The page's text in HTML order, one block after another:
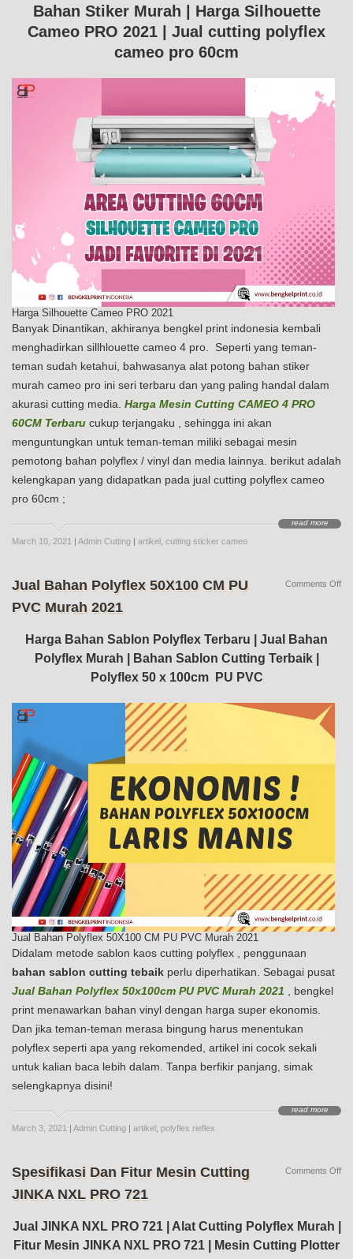
Bahan Stiker Murah | Harga Silhouette
Cameo PRO 2021 | Jual cutting polyflex
cameo pro 60cm
Harga Silhouette Cameo PRO 2021
Banyak Dinantikan, akhiranya bengkel print indonesia kembali
menghadirkan sillhlouette cameo 4 pro. Seperti yang teman-
teman sudah ketahui, bahwasanya alat potong bahan stiker
murah cameo pro ini seri terbaru dan yang paling handal dalam
akurasi cutting media. Harga Mesin Cutting CAMEO 4 PRO
60CM Terbaru cukup terjangaku , sehingga ini akan
menguntungkan untuk teman-teman miliki sebagai mesin
pemotong bahan polyflex / vinyl dan media lainnya. berikut adalah
kelengkapan yang didapatkan pada jual cutting polyflex cameo
pro 60cm ;
read more
March 10, 2021 | Admin Cutting | artikel cutting sticker cameo
Jual Bahan Polyflex 50X100 CM PU
PVC Murah 2021
Harga Bahan Sablon Polyflex Terbaru | Jual Bahan
Polyflex Murah | Bahan Sablon Cutting Terbaik |
Polyflex 50 x 100cm PU PVC
Jual Bahan Polyflex 50X100 CM PU PVC Murah 2021
Didalam metode sablon kaos cutting polyflex , penggunaan
bahan sablon cutting tebaik perlu diperhatikan. Sebagai pusat
Jual Bahan Polyflex 50x100cm PU PVC Murah 2021 , bengkel
print menawarkan bahan vinyl dengan harga super ekonomis.
Dan jika teman-teman merasa bingung harus menentukan
polyflex seperti apa yang rekomended, artikel ini cocok sekali
untuk kalian baca lebih dalam. Tanpa berfikir panjang, simak
selengkapnya disini!
read more
March 3, 2021 | Admin Cutting | artikel polyflex rieflex
Comments Offon
Spesifikasi Dan Fitur Mesin Cutting
JINKA NXL PRO 721
Jual JINKA NXL PRO 721 | Alat Cutting Polyflex Murah |
Fitur Mesin JINKA NXL PRO 721 | Mesin Cutting Plotter
Comments Offon